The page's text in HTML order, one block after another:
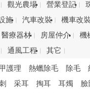
觀光農場 營業登記
施 汽車改裝
機車改裝
醫療器材 房屋仲介
機
通風工程 其它
護理 熱蠟除毛 除毛
采耳 掏耳 耳燭
臉